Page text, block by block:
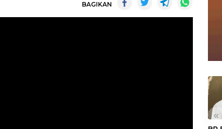
BAGIKAN
«